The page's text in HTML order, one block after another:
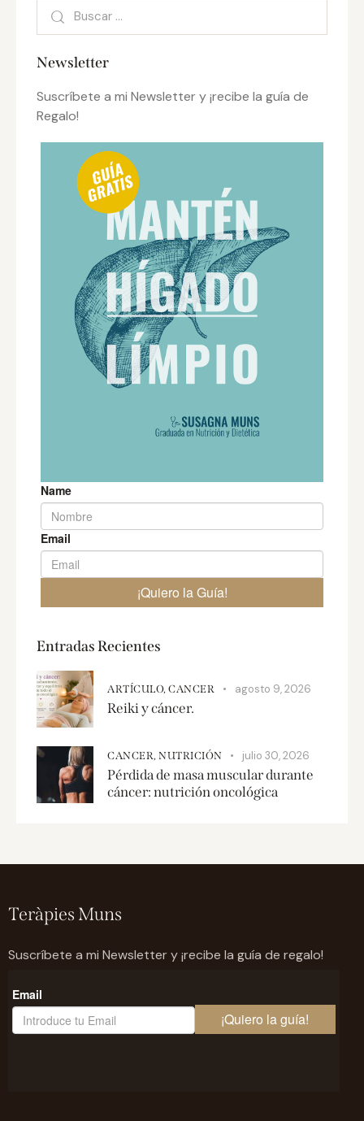
Newsletter
Suscríbete a mi Newsletter y ¡recibe la guía de
Regalo!
Entradas Recientes
ARTÍCULO, CANCER agosto 9, 2026
Reiki y cáncer.
CANCER, NUTRICIÓN julio 30, 2026
Pérdida de masa muscular durante
cáncer: nutrición oncológica
Teràpies Muns
Suscríbete a mi Newsletter y ¡recibe la guía de regalo!